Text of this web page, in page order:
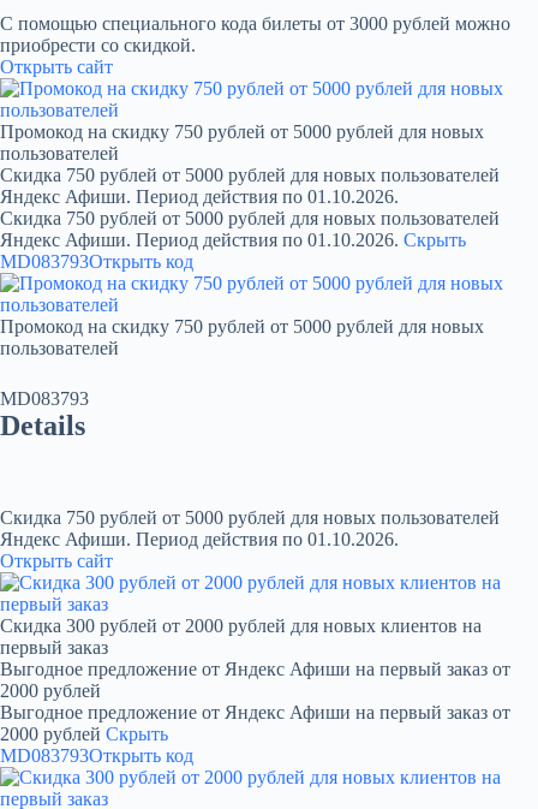
С помощью специального кода билеты от 3000 рублей можно
приобрести со скидкой.
Открыть сайт
Промокод на скидку 750 рублей от 5000 рублей для новых
пользователей
Скидка 750 рублей от 5000 рублей для новых пользователей
Яндекс Афиши. Период действия по 01.10.2026.
Скидка 750 рублей от 5000 рублей для новых пользователей
Яндекс Афиши. Период действия по 01.10.2026. Скрыть
MD083793Открыть код
Промокод на скидку 750 рублей от 5000 рублей для новых
пользователей
MD083793
Details
Скидка 750 рублей от 5000 рублей для новых пользователей
Яндекс Афиши. Период действия по 01.10.2026.
Открыть сайт
Скидка 300 рублей от 2000 рублей для новых клиентов на
первый заказ
Выгодное предложение от Яндекс Афиши на первый заказ от
2000 рублей
Выгодное предложение от Яндекс Афиши на первый заказ от
2000 рублей Скрыть
MD083793Открыть код